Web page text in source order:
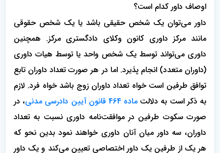
اوصاف داور کدام است؟
داور می‌توان یک شخص حقیقی باشد یا یک شخص حقوقی
مانند مرکز داوری کانون وکلای دادگستری مرکز. همچنین
داوری می‌تواند توسط یک شخص واحد یا توسط هیات داوری
(داوران متعدد) انجام پذیرد. اما در هر صورت تعداد داوران تابع
توافق طرفین است خواه تعداد داوران زوج باشد خواه فرد. لازم
به ذکر است به دلالت ماده 464 قانون آیین دادرسی مدنی
، در
صورت سکوت طرفین در موافقت‌نامه داوری نسبت به تعداد
داوران، سه داور میان آنان داوری خواهند نمود بدین نحو که
هر یک از طرفین یک داور اختصاصی تعیین می‌کند و یک داور